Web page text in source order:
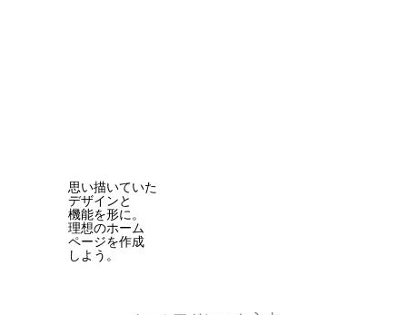
思い描いていた
デザインと
機能を形に。
理想のホーム
ページを作成
しよう。